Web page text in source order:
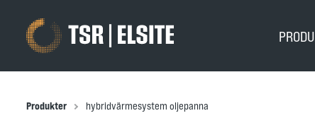
Produkter hybridvärmesystem oljepanna